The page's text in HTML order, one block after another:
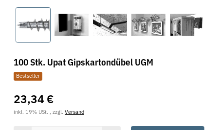
100 Stk. Upat Gipskartondübel UGM
Bestseller
23,34 €
inkl. 19% USt. , zzgl. Versand